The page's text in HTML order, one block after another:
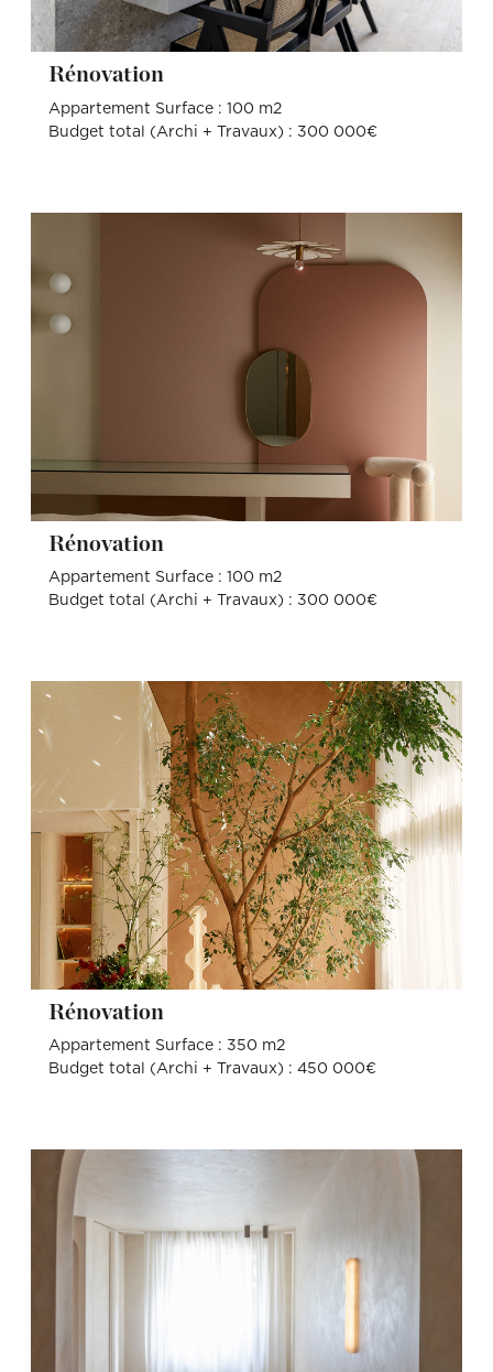
Rénovation
Appartement Surface : 100 m2
Budget total (Archi + Travaux) : 300 000€
Rénovation
Appartement Surface : 100 m2
Budget total (Archi + Travaux) : 300 000€
Rénovation
Appartement Surface : 350 m2
Budget total (Archi + Travaux) : 450 000€